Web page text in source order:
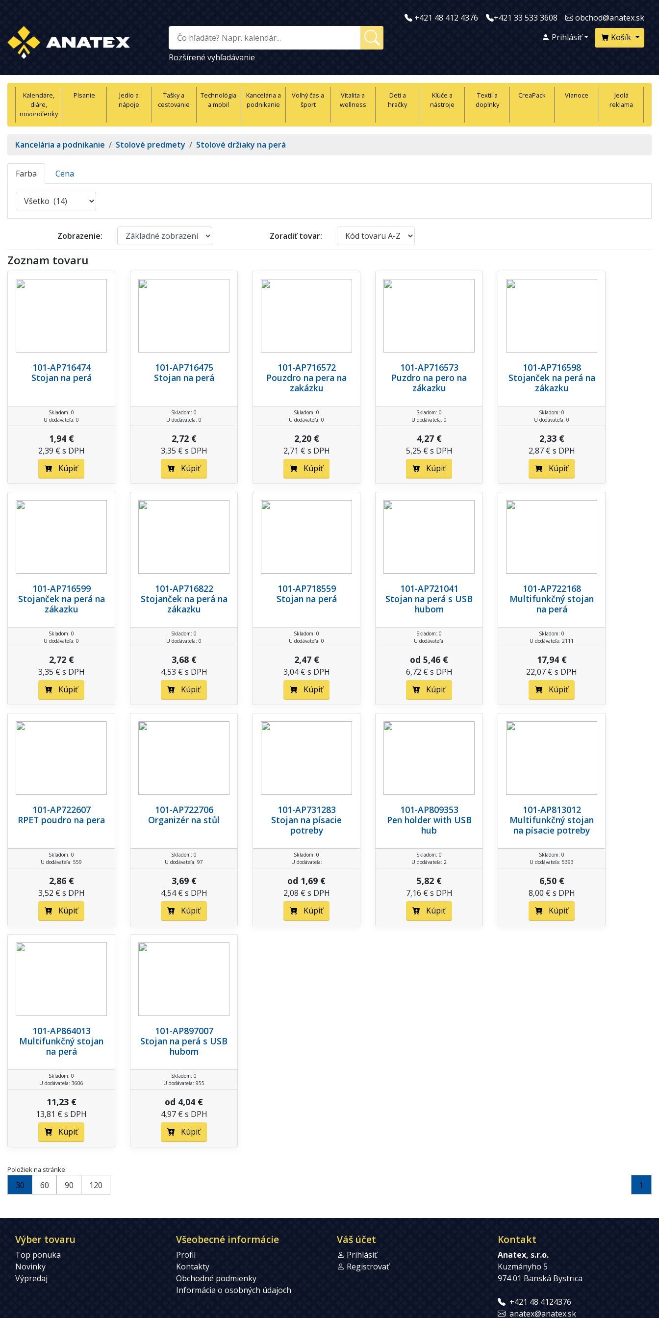
+421 48 412 4376 +421 33 533 3608 obchod@anatex.sk
Rozšírené vyhľadávanie
Košík
Prihlásiť
Kalendáre,
diáre,
novoročenky
Písanie
Jedlo a
nápoje
Tašky a
cestovanie
Technológia
a mobil
Kancelária a
podnikanie
Voľný čas a
šport
Vitalita a
wellness
Deti a
hračky
Kľúče a
nástroje
Textil a
doplnky
CreaPack Vianoce
Jedlá
reklama
Kancelária a podnikanie / Stolové predmety / Stolové držiaky na perá
Farba Cena
Zobrazenie: Zoradiť tovar:
Zoznam tovaru
101-AP716474
Stojan na perá
Skladom: 0
U dodávateľa: 0
1,94 €
2,39 € s DPH
Kúpiť
101-AP716475
Stojan na perá
Skladom: 0
U dodávateľa: 0
2,72 €
3,35 € s DPH
Kúpiť
101-AP716572
Pouzdro na pera na
zakázku
Skladom: 0
U dodávateľa: 0
2,20 €
2,71 € s DPH
Kúpiť
101-AP716573
Puzdro na pero na
zákazku
Skladom: 0
U dodávateľa: 0
4,27 €
5,25 € s DPH
Kúpiť
101-AP716598
Stojanček na perá na
zákazku
Skladom: 0
U dodávateľa: 0
2,33 €
2,87 € s DPH
Kúpiť
101-AP716599
Stojanček na perá na
zákazku
Skladom: 0
U dodávateľa: 0
2,72 €
3,35 € s DPH
Kúpiť
101-AP716822
Stojanček na perá na
zákazku
Skladom: 0
U dodávateľa: 0
3,68 €
4,53 € s DPH
Kúpiť
101-AP718559
Stojan na perá
Skladom: 0
U dodávateľa: 0
2,47 €
3,04 € s DPH
Kúpiť
101-AP721041
Stojan na perá s USB
hubom
Skladom: 0
U dodávateľa:
od 5,46 €
6,72 € s DPH
Kúpiť
101-AP722168
Multifunkčný stojan
na perá
Skladom: 0
U dodávateľa: 2111
17,94 €
22,07 € s DPH
Kúpiť
101-AP722607
RPET poudro na pera
Skladom: 0
U dodávateľa: 559
2,86 €
3,52 € s DPH
Kúpiť
101-AP722706
Organizér na stůl
Skladom: 0
U dodávateľa: 97
3,69 €
4,54 € s DPH
Kúpiť
101-AP731283
Stojan na písacie
potreby
Skladom: 0
U dodávateľa:
od 1,69 €
2,08 € s DPH
Kúpiť
101-AP809353
Pen holder with USB
hub
Skladom: 0
U dodávateľa: 2
5,82 €
7,16 € s DPH
Kúpiť
101-AP813012
Multifunkčný stojan
na písacie potreby
Skladom: 0
U dodávateľa: 5393
6,50 €
8,00 € s DPH
Kúpiť
101-AP864013
Multifunkčný stojan
na perá
Skladom: 0
U dodávateľa: 3606
11,23 €
13,81 € s DPH
Kúpiť
101-AP897007
Stojan na perá s USB
hubom
Skladom: 0
U dodávateľa: 955
od 4,04 €
4,97 € s DPH
Kúpiť
Položiek na stránke:
30 60 90 120 1
Výber tovaru
Top ponuka
Novinky
Výpredaj
Všeobecné informácie
Profil
Kontakty
Obchodné podmienky
Informácia o osobných údajoch
Váš účet
Prihlásiť
Registrovať
Kontakt
Anatex, s.r.o.
Kuzmányho 5
974 01 Banská Bystrica
+421 48 4124376
anatex@anatex.sk